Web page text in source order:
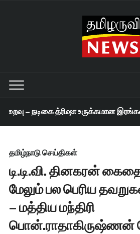
– நடிகை த்ரிஷா உருக்கமான இரங்கல்
தமிழ்நாடு செய்திகள்
டி.டி.வி. தினகரன்
மேலும் பல பெரிய
– மத்திய மந்திரி
பொன்.ராதாகிருஷ்ணன்